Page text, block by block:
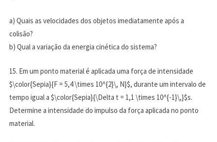
a) Quais as velocidades dos objetos imediatamente após a
colisão?
b) Qual a variação da energia cinética do sistema?
15. Em um ponto material é aplicada uma força de intensidade
$\color{Sepia}{F = 5,4 \times 10^{2}\, N}$, durante um intervalo de
tempo igual a $\color{Sepia}{\Delta t = 1,1 \times 10^{-1}\,}$s.
Determine a intensidade do impulso da força aplicada no ponto
material.